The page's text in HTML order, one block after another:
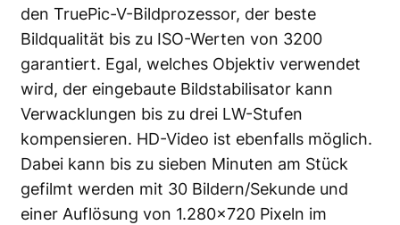
den TruePic-V-Bildprozessor, der beste
Bildqualität bis zu ISO-Werten von 3200
garantiert. Egal, welches Objektiv verwendet
wird, der eingebaute Bildstabilisator kann
Verwacklungen bis zu drei LW-Stufen
kompensieren. HD-Video ist ebenfalls möglich.
Dabei kann bis zu sieben Minuten am Stück
gefilmt werden mit 30 Bildern/Sekunde und
einer Auflösung von 1.280×720 Pixeln im